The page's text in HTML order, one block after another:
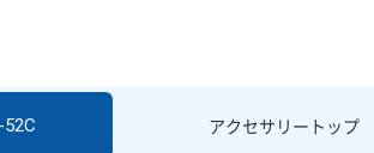
アクセサリー トップ
52C